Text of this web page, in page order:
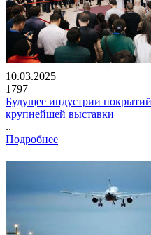
10.03.2025
1797
Будущее индустрии
крупнейшей выставки
..
Подробнее